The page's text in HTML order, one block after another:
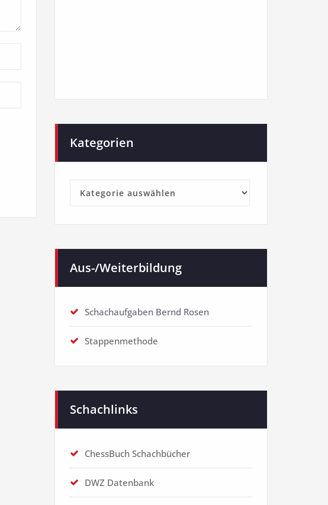
Kategorien
Kategorien
Aus-/Weiterbildung
Schachaufgaben Bernd Rosen
Stappenmethode
Schachlinks
ChessBuch Schachbücher
DWZ Datenbank